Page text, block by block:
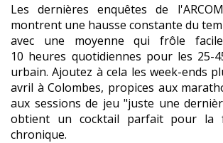
Les dernières enquêtes de
montrent une hausse constante du
avec une moyenne qui frôle
10 heures quotidiennes pour les 25-
urbain. Ajoutez à cela les week-ends
avril à Colombes, propices aux
aux sessions de jeu "juste une
obtient un cocktail parfait pour la
chronique.